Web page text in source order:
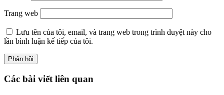
Trang web
Lưu tên của tôi, email, và trang web trong trình duyệt này cho
lần bình luận kế tiếp của tôi.
Các bài viết liên quan